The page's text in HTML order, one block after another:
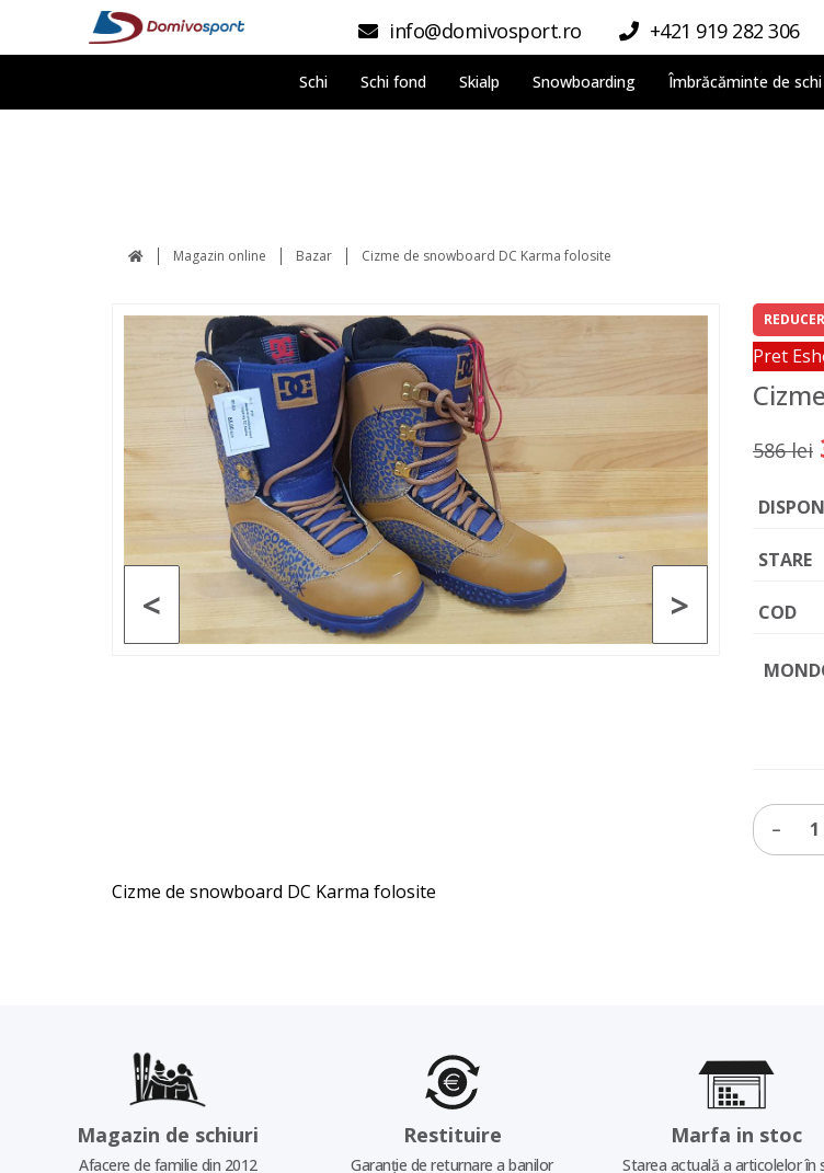
info@domivosport.ro +421 919 282 306
Schi Schi fond Skialp Snowboarding Îmbrăcăminte de schi
Magazin online Bazar Cizme de snowboard DC Karma folosite
>
<
Pret
586 lei
STARE
COD
1
Cizme de snowboard DC Karma folosite
Magazin de schiuri
Afacere de familie din 2012
Restituire
Garanție de returnare a banilor
Marfa in stoc
Starea actuală a articolelor în